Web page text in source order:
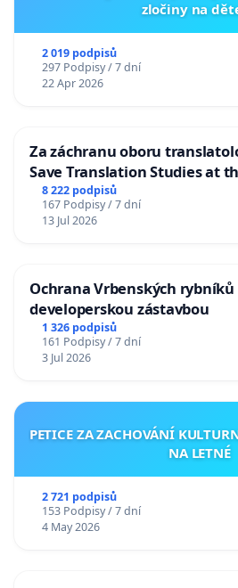
zločiny na
2 019 podpisů
297 Podpisy / 7 dní
22 Apr 2026
Za záchranu oboru
Save Translation Studies at
Charles University
8 222 podpisů
167 Podpisy / 7 dní
13 Jul 2026
Ochrana Vrbenských
developerskou zástavbou
1 326 podpisů
161 Podpisy / 7 dní
3 Jul 2026
PETICE ZA ZACHOVÁNÍ
NA LETNÉ
2 721 podpisů
153 Podpisy / 7 dní
4 May 2026